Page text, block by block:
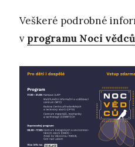
Veškeré podrobné
v programu Noci vědců